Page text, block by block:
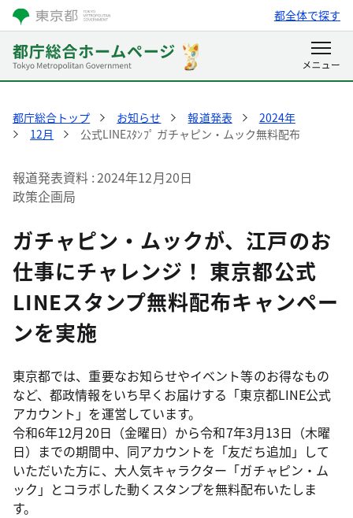
都全体で探す
都庁総合トップ お知らせ 報道発表
2024年
12月
公式LINEｽﾀﾝﾌﾟ ガチャピン・ムック無料配布
報道発表資料 2024年12月20日
政策企画局
ガチャピン・ムックが、江戸のお
仕事にチャレンジ！ 東京都公式
LINEスタンプ無料配布キャンペー
ンを実施
東京都では、重要なお知らせやイベント等のお得なもの
など、都政情報をいち早くお届けする「東京都LINE公式
アカウント」を運営しています。
令和6年12月20日（金曜日）から令和7年3月13日（木曜
日）までの期間中、同アカウントを「友だち追加」して
いただいた方に、大人気キャラクター「ガチャピン・ム
ック」とコラボした動くスタンプを無料配布いたしま
す。